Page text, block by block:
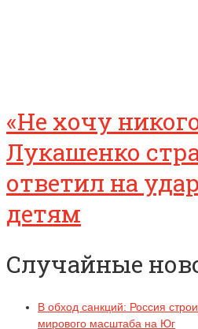
«Не хочу
Лукашенко
ответил на
детям
Случайные
В обход санкций: Россия
мирового масштаба на Юг